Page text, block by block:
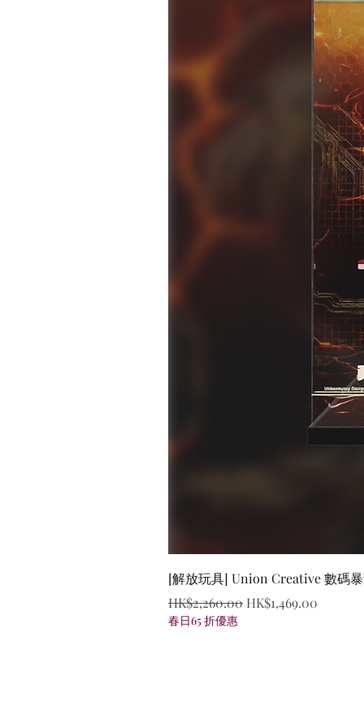
[解放玩具] Union Creative 數碼
一般價格
HK$2,260.00 促銷價格
HK$1,469.00
春日65 折優惠